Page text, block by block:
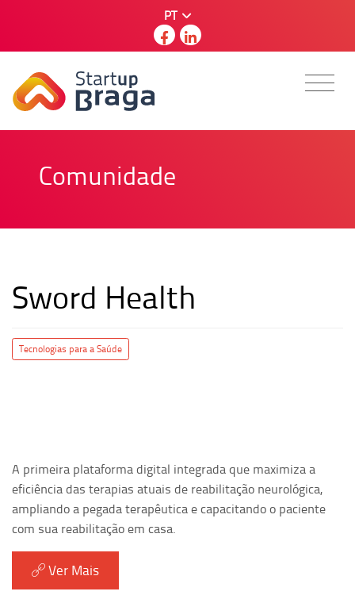
PT
Comunidade
Sword Health
Tecnologias para a Saúde
A primeira plataforma digital integrada que maximiza a
eficiência das terapias atuais de reabilitação neurológica,
ampliando a pegada terapêutica e capacitando o paciente
com sua reabilitação em casa.
Ver Mais